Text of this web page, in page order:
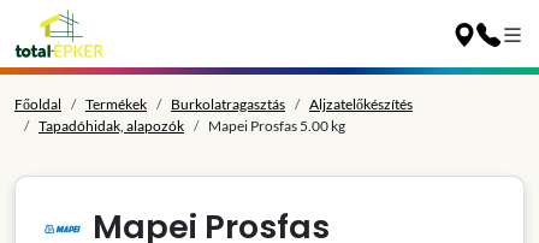
Főoldal Termékek Burkolatragasztás
Aljzatelőkészítés
Tapadóhidak, alapozók
Mapei Prosfas 5.00 kg
Mapei Prosfas